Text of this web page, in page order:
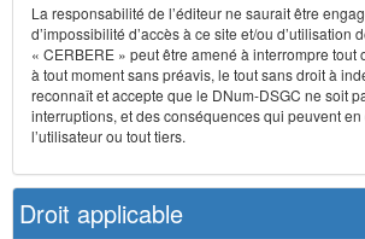
La responsabilité de l’éditeur ne saurait être
d’impossibilité d’accès à ce site et/ou d’utilisation
« CERBERE » peut être amené à interrompre tout
à tout moment sans préavis, le tout sans droit à
reconnaît et accepte que le DNum-DSGC ne soit
interruptions, et des conséquences qui peuvent
l’utilisateur ou tout tiers.
Droit applicable